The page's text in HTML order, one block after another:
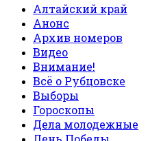
Алтайский край
Анонс
Архив номеров
Видео
Внимание!
Всё о Рубцовске
Выборы
Гороскопы
Дела молодежные